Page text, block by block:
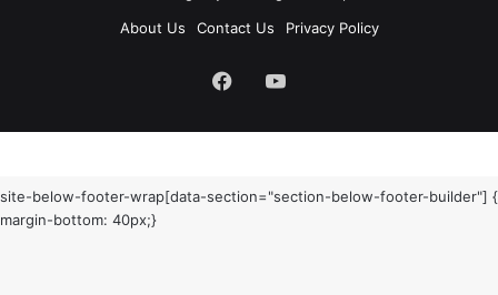
About Us
Contact Us Privacy Policy
FacebookYouTube
site-below-footer-wrap[data-section="section-below-footer-builder"] {
margin-bottom: 40px;}